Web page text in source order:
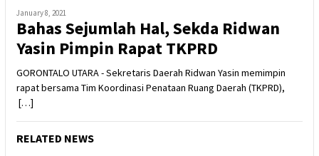
January 8, 2021
Bahas Sejumlah Hal, Sekda Ridwan
Yasin Pimpin Rapat TKPRD
GORONTALO UTARA - Sekretaris Daerah Ridwan Yasin memimpin
rapat bersama Tim Koordinasi Penataan Ruang Daerah (TKPRD),
[…]
RELATED NEWS